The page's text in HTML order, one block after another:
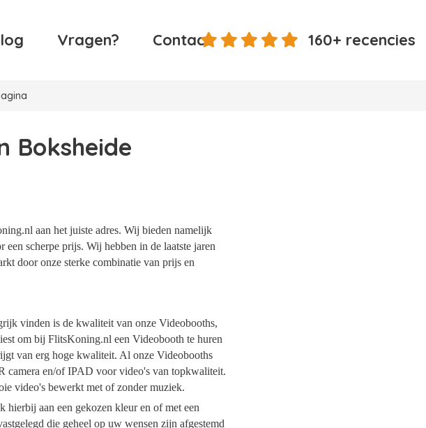
Vragen? Contact 160+ recencies
Boksheide
aan het juiste adres. Wij bieden namelijk
scherpe prijs. Wij hebben in de laatste jaren
door onze sterke combinatie van prijs en
vinden is de kwaliteit van onze Videobooths,
om bij FlitsKoning.nl een Videobooth te huren
van erg hoge kwaliteit. Al onze Videobooths
camera en/of IPAD voor video's van topkwaliteit.
video's bewerkt met of zonder muziek.
aan een gekozen kleur en of met een
die geheel op uw wensen zijn afgestemd